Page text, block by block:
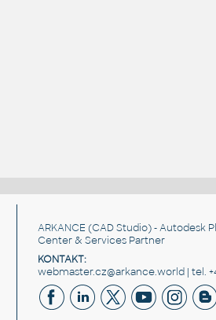
ARKANCE (CAD Studio) - Autodesk
Center & Services Partner
KONTAKT:
webmaster.cz@arkance.world | tel.